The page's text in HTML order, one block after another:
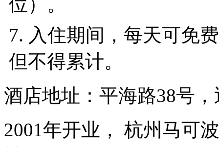
7. 入住期间，每天可免
但不得累计。
酒店地址：平海路38号
2001年开业， 杭州马